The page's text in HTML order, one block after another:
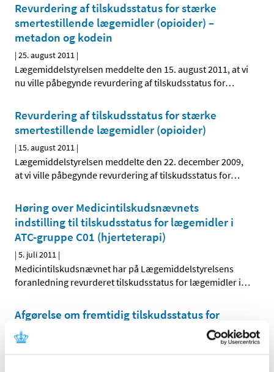
Revurdering af tilskudsstatus for stærke
smertestillende lægemidler (opioider) –
metadon og kodein
|25. august 2011 |
Lægemiddelstyrelsen meddelte den 15. august 2011, at vi
nu ville påbegynde revurdering af tilskudsstatus for…
Revurdering af tilskudsstatus for stærke
smertestillende lægemidler (opioider)
| 15. august 2011 |
Lægemiddelstyrelsen meddelte den 22. december 2009,
at vi ville påbegynde revurdering af tilskudsstatus for…
Høring over Medicintilskudsnævnets
indstilling til tilskudsstatus for lægemidler i
ATC-gruppe C01 (hjerteterapi)
|5. juli 2011 |
Medicintilskudsnævnet har på Lægemiddelstyrelsens
foranledning revurderet tilskudsstatus for lægemidler i…
Afgørelse om fremtidig tilskudsstatus for
lægemidler i ATC-gruppe C05 (vasoprotectiva)